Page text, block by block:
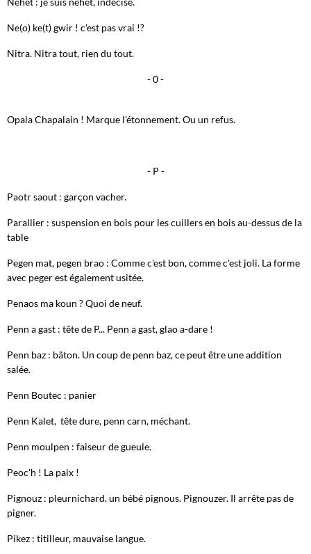
Ne(o) ke(t) gwir ! c'est pas vrai !?
Nitra. Nitra tout, rien du tout.
- 0 -
Opala Chapalain ! Marque l'étonnement. Ou un refus.
- P -
Paotr saout : garçon vacher.
Parallier : suspension en bois pour les cuillers en bois au-dessus de la
table
Pegen mat, pegen brao : Comme c'est bon, comme c'est joli. La forme
avec peger est également usitée.
Penaos ma koun ? Quoi de neuf.
Penn a gast : tête de P... Penn a gast, glao a-dare !
Penn baz : bâton. Un coup de penn baz, ce peut être une addition
salée.
Penn Boutec : panier
Penn Kalet, tête dure, penn carn, méchant.
Penn moulpen : faiseur de gueule.
Peoc'h ! La paix !
Pignouz : pleurnichard. un bébé pignous. Pignouzer. Il arrête pas de
pigner.
Pikez : titilleur, mauvaise langue.